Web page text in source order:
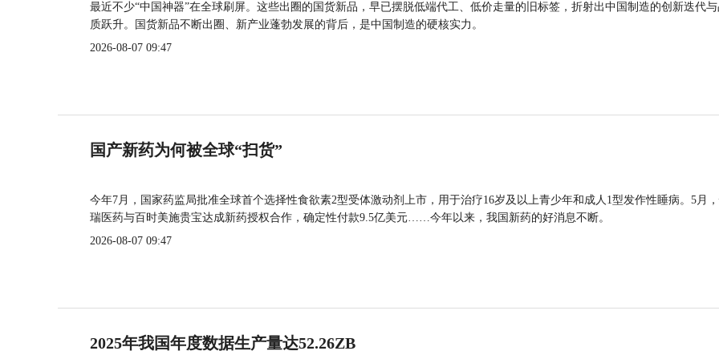
最近不少“中国神器”在全球刷屏。这些出圈的国货新品，早已摆脱低端代工、低价走量的旧标签，折射出中国制造的创新迭代
质跃升。国货新品不断出圈、新产业蓬勃发展的背后，是中国制造的硬核实力。
2026-08-07 09:47
国产新药为何被全球“扫货”
今年7月，国家药监局批准全球首个选择性食欲素2型受体激动剂上市，用于治疗16岁及以上青少年和成人1型发作性睡病。5月
瑞医药与百时美施贵宝达成新药授权合作，确定性付款9.5亿美元……今年以来，我国新药的好消息不断。
2026-08-07 09:47
2025年我国年度数据生产量达52.26ZB